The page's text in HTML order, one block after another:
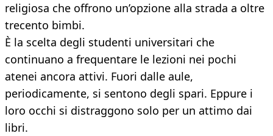
religiosa che offrono un’opzione alla strada a oltre
trecento bimbi.
È la scelta degli studenti universitari che
continuano a frequentare le lezioni nei pochi
atenei ancora attivi. Fuori dalle aule,
periodicamente, si sentono degli spari. Eppure i
loro occhi si distraggono solo per un attimo dai
libri.